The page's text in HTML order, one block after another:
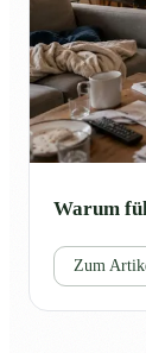
Warum
Zum